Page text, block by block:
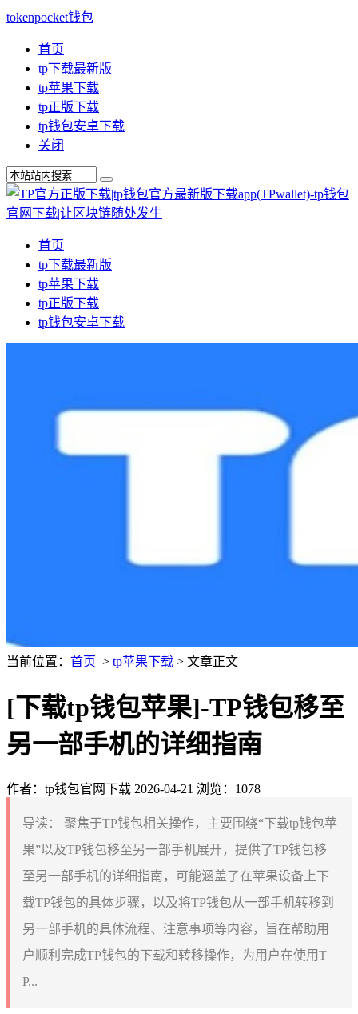
tokenpocket钱包
首页
tp下载最新版
tp苹果下载
tp正版下载
tp钱包安卓下载
关闭
首页
tp下载最新版
tp苹果下载
tp正版下载
tp钱包安卓下载
当前位置： 首页 > tp苹果下载 > 文章正文
[下载tp钱包苹果]-TP钱包移至
另一部手机的详细指南
作者：tp钱包官网下载 2026-04-21 浏览：1078
导读：
聚焦于TP钱包相关操作，主要围绕“下载tp钱包苹
果”以及TP钱包移至另一部手机展开，提供了TP钱包移
至另一部手机的详细指南，可能涵盖了在苹果设备上下
载TP钱包的具体步骤，以及将TP钱包从一部手机转移到
另一部手机的具体流程、注意事项等内容，旨在帮助用
户顺利完成TP钱包的下载和转移操作，为用户在使用T
P...